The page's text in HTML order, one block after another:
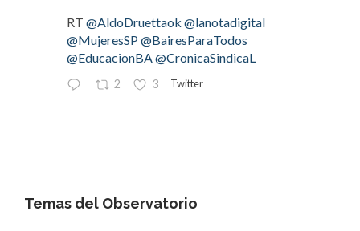
RT @AldoDruettaok @lanotadigital
@MujeresSP@BairesParaTodos
@EducacionBA @CronicaSindicaL
2 3 Twitter
Orgánica del#BCRA
Temas del Observatorio